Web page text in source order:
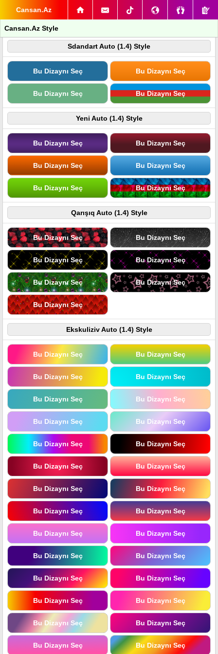
Cansan.Az
Cansan.Az Style
Sdandart Auto (1.4) Style
Bu Dizaynı Seç Bu Dizaynı Seç
Bu Dizaynı Seç Bu Dizaynı Seç
Yeni Auto (1.4) Style
Bu Dizaynı Seç Bu Dizaynı Seç
Bu Dizaynı Seç Bu Dizaynı Seç
Bu Dizaynı Seç Bu Dizaynı Seç
Qarışıq Auto (1.4) Style
Bu Dizaynı Seç Bu Dizaynı Seç
Bu Dizaynı Seç Bu Dizaynı Seç
Bu Dizaynı Seç Bu Dizaynı Seç
Bu Dizaynı Seç
Ekskuliziv Auto (1.4) Style
Bu Dizaynı Seç Bu Dizaynı Seç
Bu Dizaynı Seç Bu Dizaynı Seç
Bu Dizaynı Seç Bu Dizaynı Seç
Bu Dizaynı Seç Bu Dizaynı Seç
Bu Dizaynı Seç Bu Dizaynı Seç
Bu Dizaynı Seç Bu Dizaynı Seç
Bu Dizaynı Seç Bu Dizaynı Seç
Bu Dizaynı Seç Bu Dizaynı Seç
Bu Dizaynı Seç Bu Dizaynı Seç
Bu Dizaynı Seç Bu Dizaynı Seç
Bu Dizaynı Seç Bu Dizaynı Seç
Bu Dizaynı Seç Bu Dizaynı Seç
Bu Dizaynı Seç Bu Dizaynı Seç
Bu Dizaynı Seç Bu Dizaynı Seç